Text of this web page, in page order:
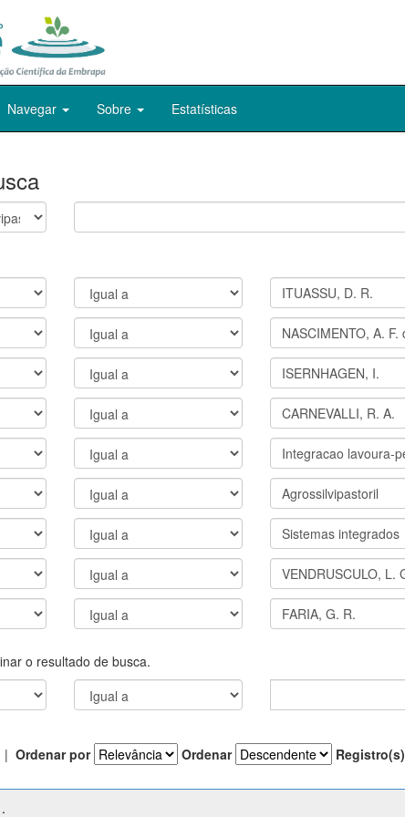
Navegar Sobre Estatísticas
o resultado de busca.
| Ordenar por Ordenar Registro(s)